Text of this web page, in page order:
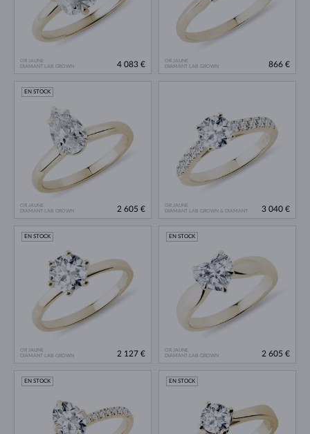
OR JAUNE
DIAMANT LAB GROWN
4 083 €
OR JAUNE
DIAMANT LAB GROWN
866 €
OR JAUNE
DIAMANT LAB GROWN
EN STOCK
2 605 €
OR JAUNE
DIAMANT LAB GROWN & DIAMANT
3 040 €
OR JAUNE
DIAMANT LAB GROWN
EN STOCK
2 127 €
OR JAUNE
DIAMANT LAB GROWN
EN STOCK
2 605 €
EN STOCK EN STOCK